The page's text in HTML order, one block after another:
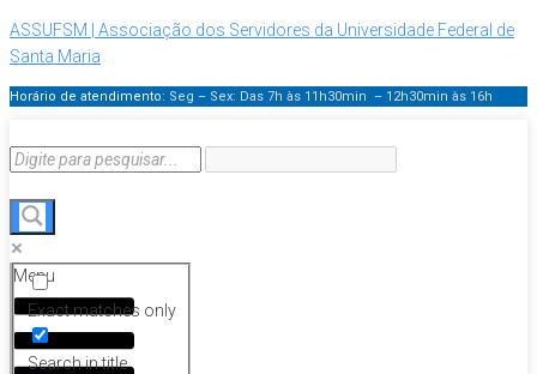
ASSUFSM | Associação dos Servidores da Universidade Federal de
Santa Maria
Horário de atendimento: Seg – Sex: Das 7h às 11h30min – 12h30min às 16h
Exact matches only
Search in title
Menu